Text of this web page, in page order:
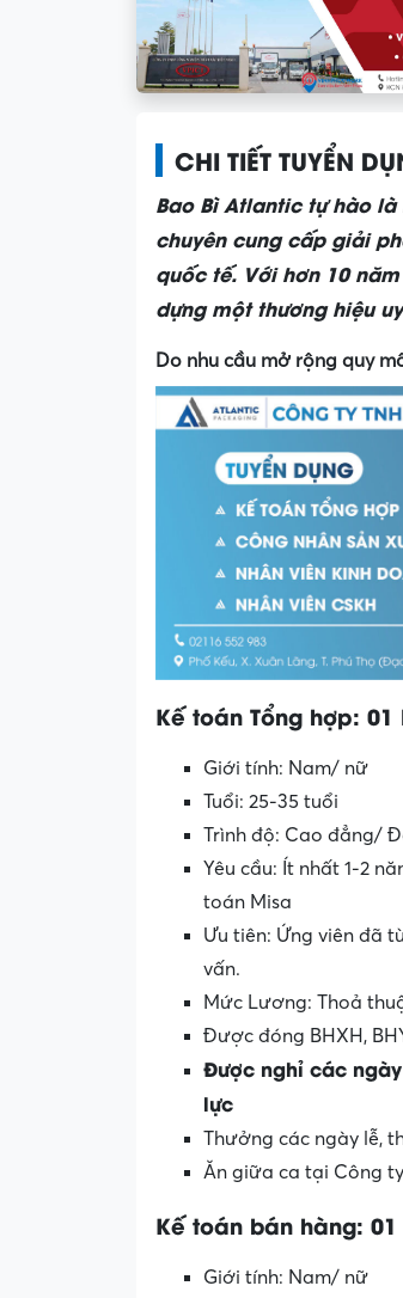
CHI TIẾT TUYỂN
Bao Bì Atlantic tự hào
chuyên cung cấp giải
quốc tế. Với hơn 10
dựng một thương hiệu
Do nhu cầu mở rộng quy
Kế toán Tổng hợp: 01
Giới tính: Nam/ nữ
Tuổi: 25-35 tuổi
Trình độ: Cao đẳng/
Yêu cầu: Ít nhất 1-2
toán Misa
Ưu tiên: Ứng viên đã
vấn.
Mức Lương: Thoả
Được đóng BHXH,
Được nghỉ các
lực
Thưởng các ngày lễ,
Ăn giữa ca tại Công ty
Kế toán bán hàng: 01
Giới tính: Nam/ nữ